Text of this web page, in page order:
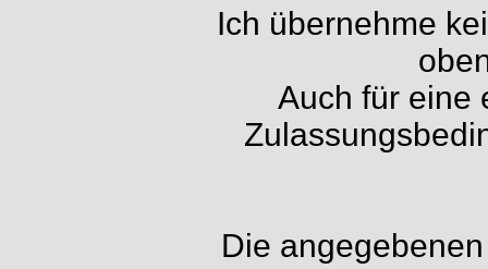
Ich übernehme
Auch für eine
Die